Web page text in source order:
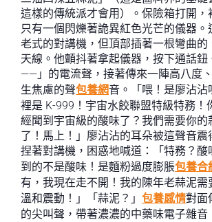
這樣的傳統派才會用）。保險箱打開，
只有一個閃爍著詭異紅色光芒的儀器。
老式的對講機，但頂部插著一根彎曲的
天線。他顫抖著拿起儀器，按下通話鈕
——」的電流聲，接著傳來一陣高八度
生焦慮的聲包養網音。「喂！是廖沾沾
裡是 K-999！宇宙水餃聯盟特級特務！
經聞到宇宙級的酸味了？我們需要你的
了！馬上！」廖沾沾的耳朵被這聲音震
捏著對講機，困惑地喊道：「特務？酸
到的不是酸味！是麵粉過度膨脹包養合
有，我現在走不開！我的陳年老蒜泥需
溫和震動！」「蒜泥？」 包養感情對面
的尖叫聲，帶著濃濃的中藥味電子雜音